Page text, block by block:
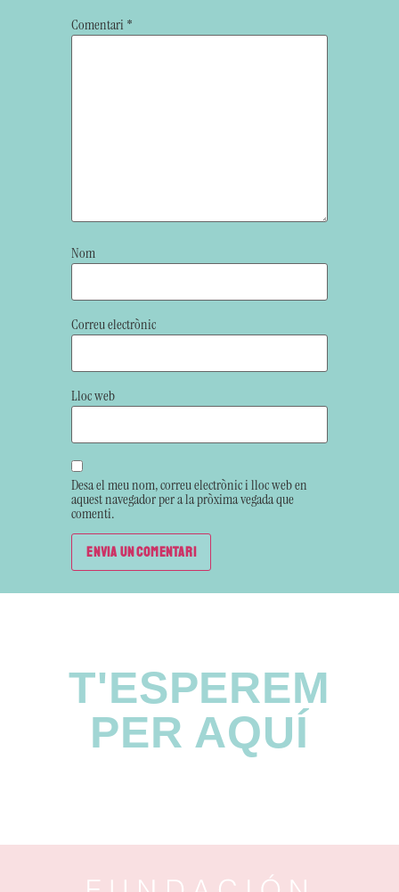
Comentari *
Nom
Correu electrònic
Lloc web
Desa el meu nom, correu electrònic i lloc web en
aquest navegador per a la pròxima vegada que
comenti.
T'ESPEREM
PER AQUÍ